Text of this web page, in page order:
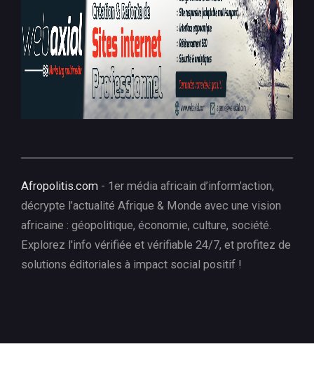
Afropolitis.com - 1er média africain d’inform’action,
décrypte l’actualité Afrique & Monde avec une vision
africaine : géopolitique, économie, culture, société.
Explorez l'info vérifiée et vérifiable 24/7, et profitez de
solutions éditoriales à impact social positif !